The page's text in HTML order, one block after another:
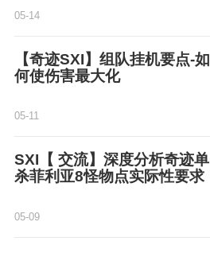
05-14
【奇迹SXI】组队挂机要点-如
何使伤害最大化
05-11
SXI【 交流】深度分析奇迹单
杀菲利亚8怪物点实际性要求
05-09